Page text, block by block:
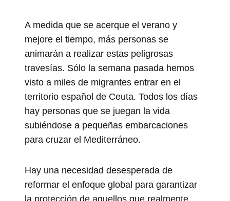
A medida que se acerque el verano y
mejore el tiempo, más personas se
animarán a realizar estas peligrosas
travesías. Sólo la semana pasada hemos
visto a miles de migrantes entrar en el
territorio español de Ceuta. Todos los días
hay personas que se juegan la vida
subiéndose a pequeñas embarcaciones
para cruzar el Mediterráneo.
Hay una necesidad desesperada de
reformar el enfoque global para garantizar
la protección de aquellos que realmente